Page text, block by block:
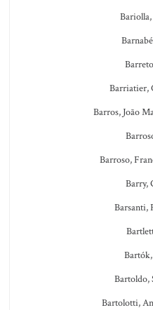
Barriatier,
Barros, João
Barroso,
Barry,
Barsanti,
Bartoldo,
Bartolotti,